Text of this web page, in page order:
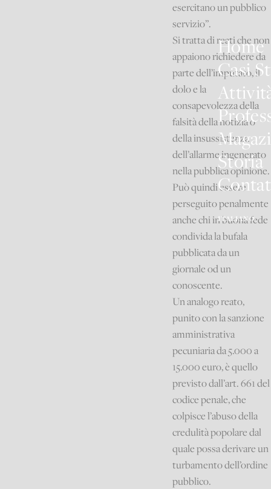
Home
Casi
Storia
ITALIANO
esercitano un pubblico
servizio”.
Si tratta di reati che non
appaiono richiedere da
parte dell’imputato, il
dolo e la
consapevolezza della
falsità della notizia o
della insussistenza
dell’allarme ingenerato
nella pubblica opinione.
Può quindi essere
perseguito penalmente
anche chi in buona fede
condivida la bufala
pubblicata da un
giornale od un
conoscente.
Un analogo reato,
punito con la sanzione
amministrativa
pecuniaria da 5.000 a
15.000 euro, è quello
previsto dall’art. 661 del
codice penale, che
colpisce l’abuso della
credulità popolare dal
quale possa derivare un
turbamento dell’ordine
pubblico.